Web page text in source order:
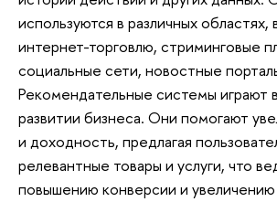
используются в различных областях,
интернет-торговлю, стриминговые
социальные сети, новостные
Рекомендательные системы играют
развитии бизнеса. Они помогают
и доходность, предлагая
релевантные товары и услуги, что
повышению конверсии и